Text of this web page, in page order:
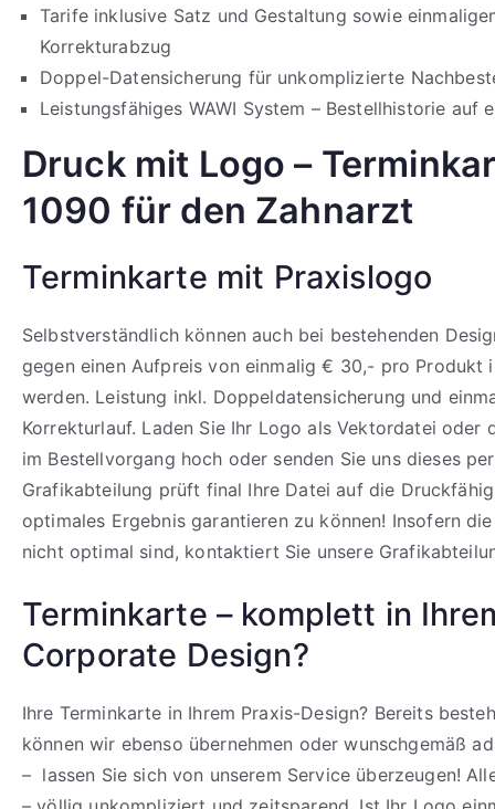
Tarife inklusive Satz und Gestaltung sowie
Korrekturabzug
Doppel-Datensicherung für unkomplizierte
Leistungsfähiges WAWI System – Bestellhistorie auf
Druck mit Logo –
1090 für den Zahnarzt
Terminkarte mit Praxislogo
Selbstverständlich können auch bei bestehenden
gegen einen Aufpreis von einmalig € 30,- pro Produkt
werden. Leistung inkl. Doppeldatensicherung und
Korrekturlauf. Laden Sie Ihr Logo als Vektordatei oder
im Bestellvorgang hoch oder senden Sie uns dieses
Grafikabteilung prüft final Ihre Datei auf die
optimales Ergebnis garantieren zu können! Insofern
nicht optimal sind, kontaktiert Sie unsere
Terminkarte – komplett in
Corporate Design?
Ihre Terminkarte in Ihrem Praxis-Design? Bereits
können wir ebenso übernehmen oder wunschgemäß
– lassen Sie sich von unserem Service überzeugen!